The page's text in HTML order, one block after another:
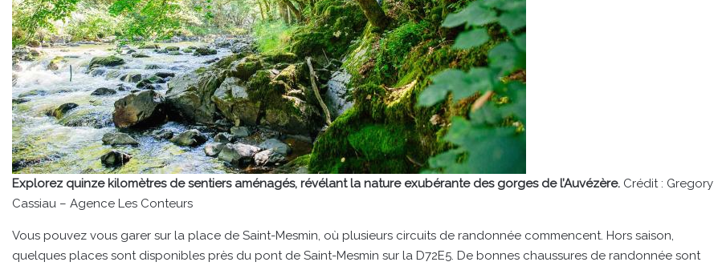
Explorez quinze kilomètres de sentiers aménagés, révélant la nature exubérante des gorges de l’Auvézère. Crédit : Gregory
Cassiau – Agence Les Conteurs
Vous pouvez vous garer sur la place de Saint-Mesmin, où plusieurs circuits de randonnée commencent. Hors saison,
quelques places sont disponibles près du pont de Saint-Mesmin sur la D72E5. De bonnes chaussures de randonnée sont